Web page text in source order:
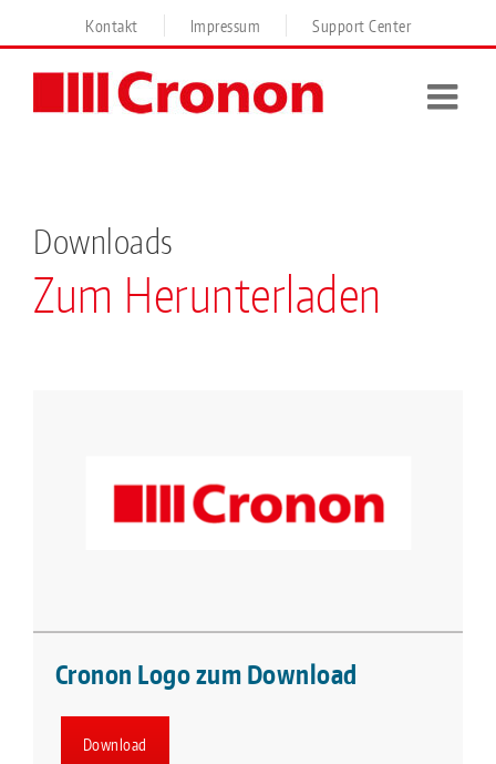
to
Kontakt Impressum Support Center
Downloads
Zum Herunterladen
Cronon Logo zum Download
Download